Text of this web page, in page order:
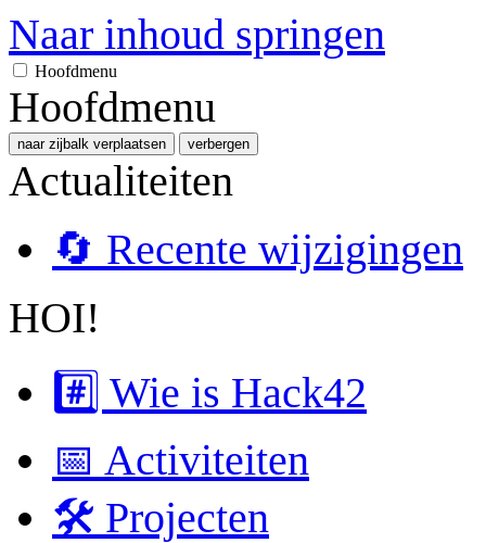
Naar inhoud springen
Hoofdmenu
Hoofdmenu
naar zijbalk verplaatsen verbergen
Actualiteiten
🔄 Recente wijzigingen
HOI!
#️⃣ Wie is Hack42
📅 Activiteiten
🛠 Projecten